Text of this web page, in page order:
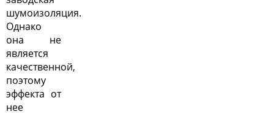
шумоизоляция.
Однако
она не
является
качественной,
поэтому
эффекта от
нее